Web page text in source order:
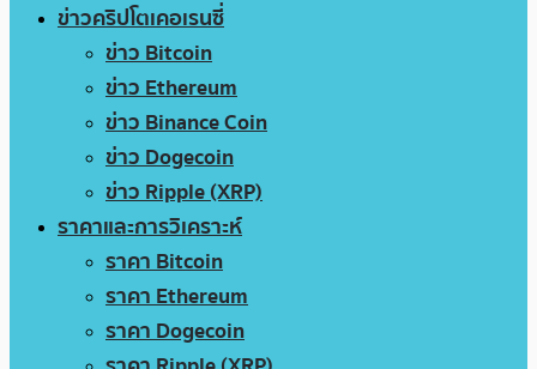
ข่าวคริปโตเคอเรนซี่
ข่าว Bitcoin
ข่าว Ethereum
ข่าว Binance Coin
ข่าว Dogecoin
ข่าว Ripple (XRP)
ราคาและการวิเคราะห์
ราคา Bitcoin
ราคา Ethereum
ราคา Dogecoin